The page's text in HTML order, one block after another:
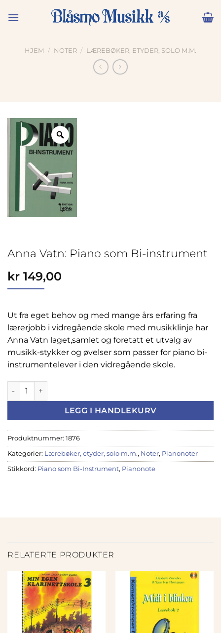
HJEM / NOTER / LÆREBØKER, ETYDER, SOLO M.M.
Zoom
Anna Vatn: Piano som Bi-instrument
kr 149,00
Ut fra eget behov og med mange års erfaring fra
lærerjobb i vidregående skole med musikklinje har
Anna Vatn laget,samlet og foretatt et utvalg av
musikk-stykker og øvelser som passer for piano bi-
instrumentelever i den vidregående skole.
Anna Vatn: Piano som Bi-instrument antall
LEGG I HANDLEKURV
Produktnummer: 1876
Kategorier: Lærebøker, etyder, solo m.m., Noter, Pianonoter
Stikkord: Piano som Bi-Instrument, Pianonote
RELATERTE PRODUKTER